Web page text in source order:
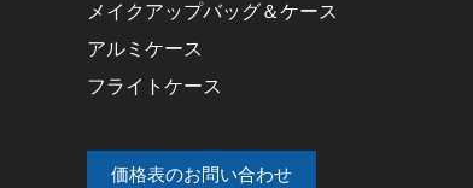
メイクアップバッグ＆ケース
アルミケース
フライトケース
価格表のお問い合わせ